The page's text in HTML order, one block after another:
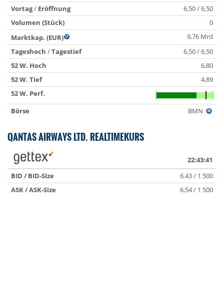
Vortag/ Eröffnung
6,50 / 6,50
Volumen (Stück)
0
Marktkap. (EUR)
9,76 Mrd
Tageshoch /Tagestief
6,50 / 6,50
52 W. Hoch
6,80
52 W. Tief
4,89
52 W. Perf.
Börse
BMN
QANTAS AIRWAYS LTD. REALTIMEKURS
22:43:41
BID / BID-Size
6.43 / 1 500
ASK / ASK-Size
6.54 / 1 500